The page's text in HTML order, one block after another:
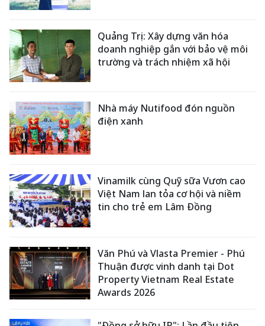
Quảng Trị: Xây dựng văn hóa
doanh nghiệp gắn với bảo vệ môi
trường và trách nhiệm xã hội
Nhà máy Nutifood đón nguồn
điện xanh
Vinamilk cùng Quỹ sữa Vươn cao
Việt Nam lan tỏa cơ hội và niềm
tin cho trẻ em Lâm Đồng
Văn Phú và Vlasta Premier - Phú
Thuận được vinh danh tại Dot
Property Vietnam Real Estate
Awards 2026